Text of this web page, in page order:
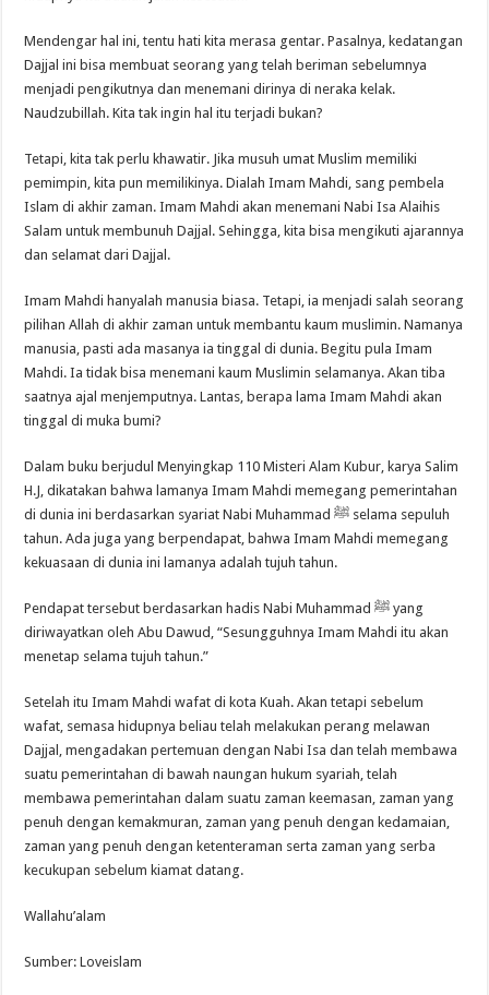
Mendengar hal ini, tentu hati kita merasa gentar. Pasalnya, kedatangan
Dajjal ini bisa membuat seorang yang telah beriman sebelumnya
menjadi pengikutnya dan menemani dirinya di neraka kelak.
Naudzubillah. Kita tak ingin hal itu terjadi bukan?
Tetapi, kita tak perlu khawatir. Jika musuh umat Muslim memiliki
pemimpin, kita pun memilikinya. Dialah Imam Mahdi, sang pembela
Islam di akhir zaman. Imam Mahdi akan menemani Nabi Isa Alaihis
Salam untuk membunuh Dajjal. Sehingga, kita bisa mengikuti ajarannya
dan selamat dari Dajjal.
Imam Mahdi hanyalah manusia biasa. Tetapi, ia menjadi salah seorang
pilihan Allah di akhir zaman untuk membantu kaum muslimin. Namanya
manusia, pasti ada masanya ia tinggal di dunia. Begitu pula Imam
Mahdi. Ia tidak bisa menemani kaum Muslimin selamanya. Akan tiba
saatnya ajal menjemputnya. Lantas, berapa lama Imam Mahdi akan
tinggal di muka bumi?
Dalam buku berjudul Menyingkap 110 Misteri Alam Kubur, karya Salim
H.J, dikatakan bahwa lamanya Imam Mahdi memegang pemerintahan
di dunia ini berdasarkan syariat Nabi Muhammad ﷺ selama sepuluh
tahun. Ada juga yang berpendapat, bahwa Imam Mahdi memegang
kekuasaan di dunia ini lamanya adalah tujuh tahun.
Pendapat tersebut berdasarkan hadis Nabi Muhammad ﷺ yang
diriwayatkan oleh Abu Dawud, “Sesungguhnya Imam Mahdi itu akan
menetap selama tujuh tahun.”
Setelah itu Imam Mahdi wafat di kota Kuah. Akan tetapi sebelum
wafat, semasa hidupnya beliau telah melakukan perang melawan
Dajjal, mengadakan pertemuan dengan Nabi Isa dan telah membawa
suatu pemerintahan di bawah naungan hukum syariah, telah
membawa pemerintahan dalam suatu zaman keemasan, zaman yang
penuh dengan kemakmuran, zaman yang penuh dengan kedamaian,
zaman yang penuh dengan ketenteraman serta zaman yang serba
kecukupan sebelum kiamat datang.
Wallahu’alam
Sumber: Loveislam